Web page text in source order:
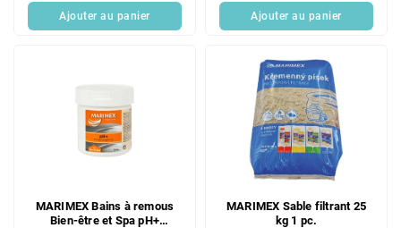
Ajouter au panier Ajouter au panier
MARIMEX Bains à remous
Bien-être et Spa pH+
MARIMEX Sable filtrant 25
kg 1 pc.